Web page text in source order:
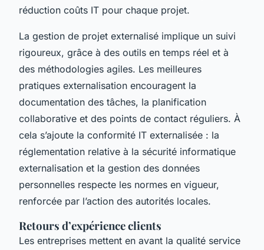
réduction coûts IT pour chaque projet.
La gestion de projet externalisé implique un suivi
rigoureux, grâce à des outils en temps réel et à
des méthodologies agiles. Les meilleures
pratiques externalisation encouragent la
documentation des tâches, la planification
collaborative et des points de contact réguliers. À
cela s’ajoute la conformité IT externalisée : la
réglementation relative à la sécurité informatique
externalisation et la gestion des données
personnelles respecte les normes en vigueur,
renforcée par l’action des autorités locales.
Retours d’expérience clients
Les entreprises mettent en avant la qualité service